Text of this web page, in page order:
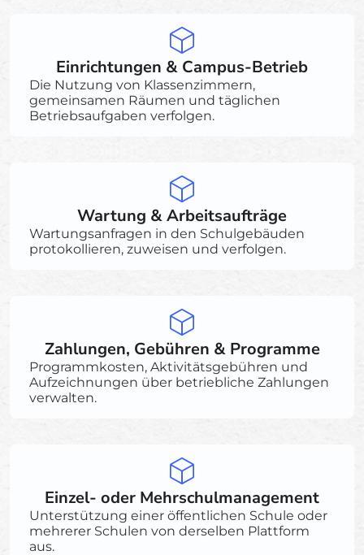
Einrichtungen & Campus-Betrieb
Die Nutzung von Klassenzimmern,
gemeinsamen Räumen und täglichen
Betriebsaufgaben verfolgen.
Wartung & Arbeitsaufträge
Wartungsanfragen in den Schulgebäuden
protokollieren, zuweisen und verfolgen.
Zahlungen, Gebühren & Programme
Programmkosten, Aktivitätsgebühren und
Aufzeichnungen über betriebliche Zahlungen
verwalten.
Einzel- oder Mehrschulmanagement
Unterstützung einer öffentlichen Schule oder
mehrerer Schulen von derselben Plattform
aus.